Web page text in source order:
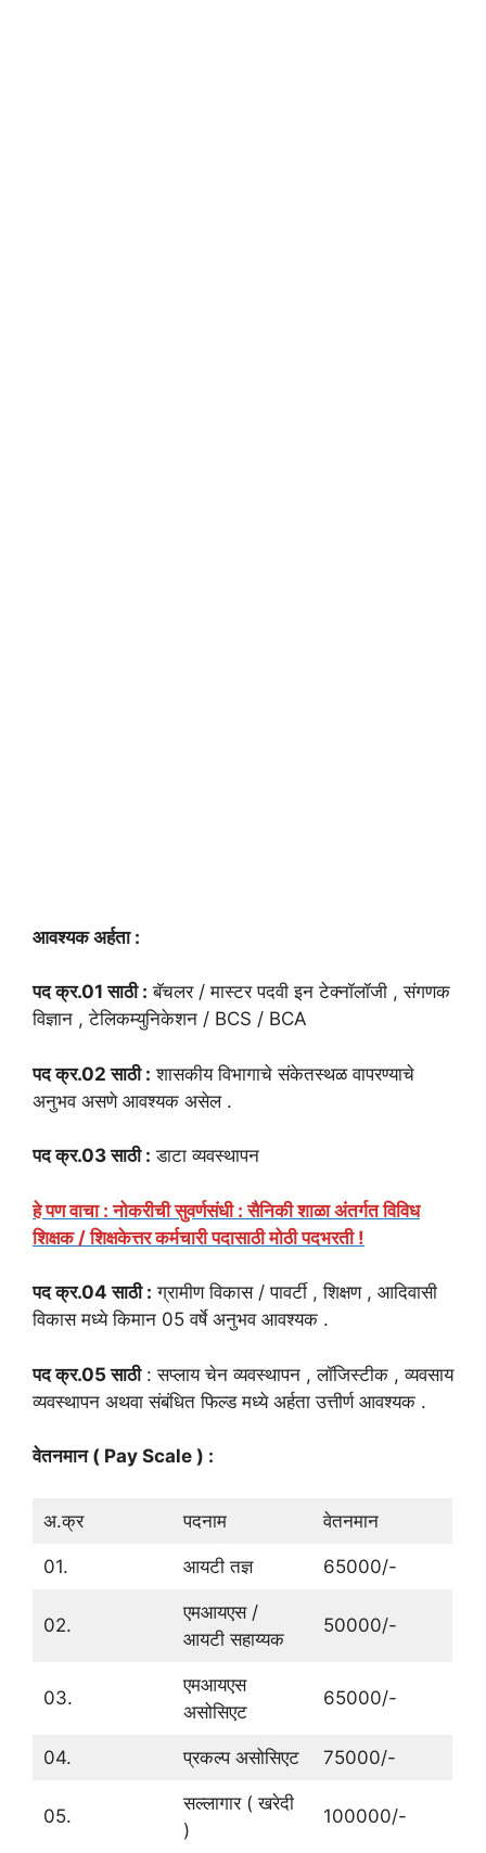
आवश्यक अर्हता :
पद क्र.01 साठी : बॅचलर / मास्टर पदवी इन टेक्नॉलॉजी , संगणक
विज्ञान , टेलिकम्युनिकेशन / BCS / BCA
पद क्र.02 साठी : शासकीय विभागाचे संकेतस्थळ वापरण्याचे
अनुभव असणे आवश्यक असेल .
पद क्र.03 साठी : डाटा व्यवस्थापन
हे पण वाचा : नोकरीची सुवर्णसंधी : सैनिकी शाळा अंतर्गत विविध
शिक्षक / शिक्षकेत्तर कर्मचारी पदासाठी मोठी पदभरती !
पद क्र.04 साठी : ग्रामीण विकास / पावर्टी , शिक्षण , आदिवासी
विकास मध्ये किमान 05 वर्षे अनुभव आवश्यक .
पद क्र.05 साठी: सप्लाय चेन व्यवस्थापन , लॉजिस्टीक , व्यवसाय
व्यवस्थापन अथवा संबंधित फिल्ड मध्ये अर्हता उत्तीर्ण आवश्यक .
वेतनमान ( Pay Scale ) :
अ.क्र पदनाम वेतनमान
01. आयटी तज्ञ 65000/-
02.
एमआयएस /
आयटी सहाय्यक
50000/-
03.
एमआयएस
असोसिएट
65000/-
04. प्रकल्प असोसिएट 75000/-
05.
सल्लागार ( खरेदी
)
100000/-